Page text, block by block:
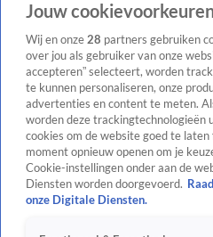
Uitzending bijwonen
Jouw
Wij en onze 28 partners gebruiken
over jou als gebruiker van onze
accepteren” selecteert, worden
te kunnen personaliseren, onze
advertenties en content te meten.
worden deze trackingtechnologieën
cookies om de website goed te
moment opnieuw openen om je
Cookie-instellingen onder aan de
Diensten worden doorgevoerd.
onze Digitale Diensten.